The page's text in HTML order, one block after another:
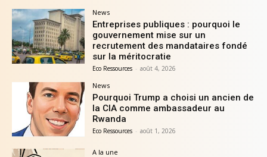
News
Entreprises publiques : pourquoi le
gouvernement mise sur un
recrutement des mandataires fondé
sur la méritocratie
Eco Ressources - août 4, 2026
News
Pourquoi Trump a choisi un ancien de
la CIA comme ambassadeur au
Rwanda
Eco Ressources - août 1, 2026
A la une